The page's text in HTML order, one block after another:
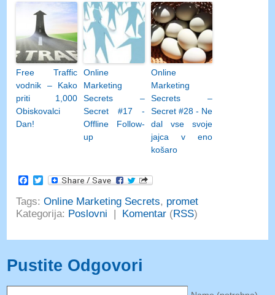
Free Traffic
vodnik – Kako
priti 1,000
Obiskovalci
Dan!
Online
Marketing
Secrets –
Secret #17 -
Offline Follow-
up
Online
Marketing
Secrets –
Secret #28 - Ne
dal vse svoje
jajca v eno
košaro
Facebook
Twitter
Tags:Online Marketing Secrets, promet
Kategorija: Poslovni Komentar (RSS)
Pustite Odgovori